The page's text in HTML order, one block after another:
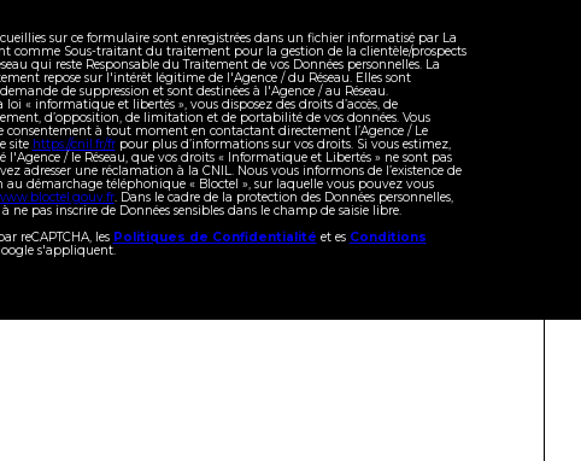
sur ce formulaire sont enregistrées dans un fichier informatisé par La
comme Sous-traitant du traitement pour la gestion de la clientèle/prospects
qui reste Responsable du Traitement de vos Données personnelles. La
repose sur l'intérêt légitime de l'Agence / du Réseau. Elles sont
de suppression et sont destinées à l'Agence / au Réseau.
« informatique et libertés », vous disposez des droits d’accès, de
d’opposition, de limitation et de portabilité de vos données. Vous
consentement à tout moment en contactant directement l’Agence / Le
site https://cnil.fr/frpour plus d’informations sur vos droits. Si vous estimez,
l'Agence / le Réseau, que vos droits « Informatique et Libertés » ne sont pas
adresser une réclamation à la CNIL. Nous vous informons de l’existence de
au démarchage téléphonique « Bloctel », sur laquelle vous pouvez vous
. Dans le cadre de la protection des Données personnelles,
ne pas inscrire de Données sensibles dans le champ de saisie libre.
reCAPTCHA, les Politiques de Confidentialité et es Conditions
s'appliquent.